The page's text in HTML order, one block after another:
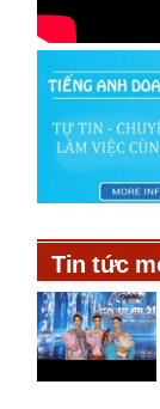
Tin tức